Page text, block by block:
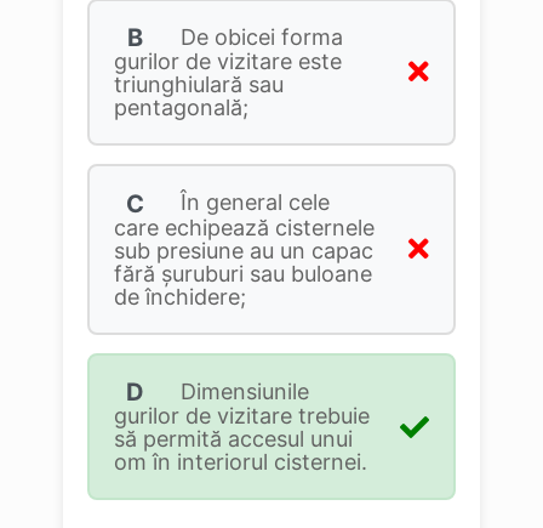
B
De obicei forma
gurilor de vizitare este
triunghiulară sau
pentagonală;
C
În general cele
care echipează cisternele
sub presiune au un capac
fără şuruburi sau buloane
de închidere;
D
Dimensiunile
gurilor de vizitare trebuie
să permită accesul unui
om în interiorul cisternei.